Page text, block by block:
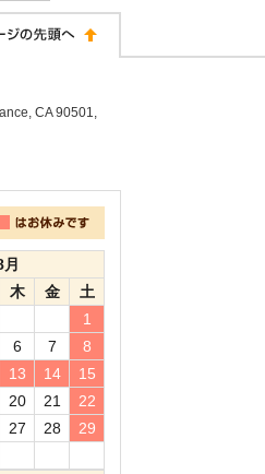
CA 90501,
木 金
土
1
6 7
8
13 14
15
20 21
22
27 28
29